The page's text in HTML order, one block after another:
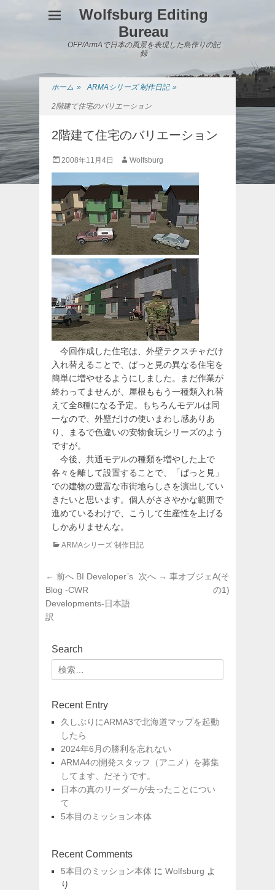
Wolfsburg Editing
Bureau
OFP/ArmAで日本の風景を表現した島作りの記
録
ホーム » ARMAシリーズ 制作日記 »
2階建て住宅のバリエーション
2階建て住宅のバリエーション
投
稿
日
2008年11月4日
投
稿
者
Wolfsburg
今回作成した住宅は、外壁テクスチャだけ
入れ替えることで、ぱっと見の異なる住宅を
簡単に増やせるようにしました。まだ作業が
終わってませんが、屋根ももう一種類入れ替
えて全8種になる予定。もちろんモデルは同
一なので、外壁だけの使いまわし感ありあ
り、まるで色違いの安物食玩シリーズのよう
ですが。
今後、共通モデルの種類を増やした上で
各々を離して設置することで、「ぱっと見」
での建物の豊富な市街地らしさを演出してい
きたいと思います。個人がささやかな範囲で
進めているわけで、こうして生産性を上げる
しかありませんな。
カ
リ
ー
ARMAシリーズ 制作日記
投
稿
ナ
ビ
ー
シ
ョ
← 前へ 前
の
投
BI Developer’s
Blog -CWR
Developments-日本語
訳
次へ → 次
車オブジェA(そ
の1)
Search
索:
Recent Entry
久しぶりにARMA3で北海道マップを起動
したら
2024年6月の勝利を忘れない
ARMA4の開発スタッフ（アニメ）を募集
してます、だそうです。
日本の真のリーダーが去ったことについ
て
5本目のミッション本体
Recent Comments
5本目のミッション本体 に Wolfsburg よ
り